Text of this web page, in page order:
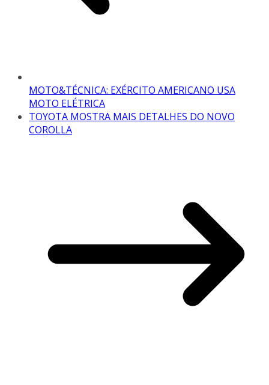
MOTO&TÉCNICA: EXÉRCITO AMERICANO USA
MOTO ELÉTRICA
TOYOTA MOSTRA MAIS DETALHES DO NOVO
COROLLA